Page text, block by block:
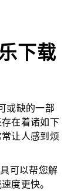
下载
或缺的一部
在着诸如下
让人感到烦
可以帮您解
度更快。